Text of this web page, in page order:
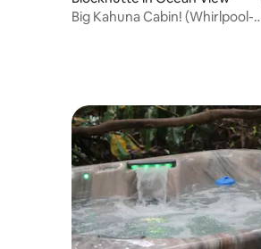
Big Kahuna Cabin! (Whirlpool-